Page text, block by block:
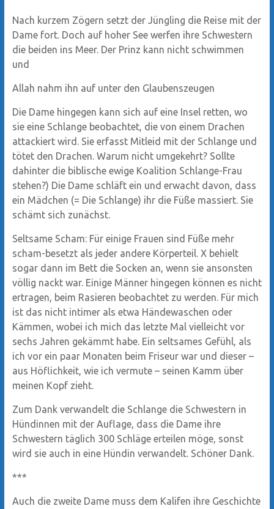
Nach kurzem Zögern setzt der Jüngling die Reise mit der
Dame fort. Doch auf hoher See werfen ihre Schwestern
die beiden ins Meer. Der Prinz kann nicht schwimmen
und
Allah nahm ihn auf unter den Glaubenszeugen
Die Dame hingegen kann sich auf eine Insel retten, wo
sie eine Schlange beobachtet, die von einem Drachen
attackiert wird. Sie erfasst Mitleid mit der Schlange und
tötet den Drachen. Warum nicht umgekehrt? Sollte
dahinter die biblische ewige Koalition Schlange-Frau
stehen?) Die Dame schläft ein und erwacht davon, dass
ein Mädchen (= Die Schlange) ihr die Füße massiert. Sie
schämt sich zunächst.
Seltsame Scham: Für einige Frauen sind Füße mehr
scham-besetzt als jeder andere Körperteil. X behielt
sogar dann im Bett die Socken an, wenn sie ansonsten
völlig nackt war. Einige Männer hingegen können es nicht
ertragen, beim Rasieren beobachtet zu werden. Für mich
ist das nicht intimer als etwa Händewaschen oder
Kämmen, wobei ich mich das letzte Mal vielleicht vor
sechs Jahren gekämmt habe. Ein seltsames Gefühl, als
ich vor ein paar Monaten beim Friseur war und dieser –
aus Höflichkeit, wie ich vermute – seinen Kamm über
meinen Kopf zieht.
Zum Dank verwandelt die Schlange die Schwestern in
Hündinnen mit der Auflage, dass die Dame ihre
Schwestern täglich 300 Schläge erteilen möge, sonst
wird sie auch in eine Hündin verwandelt. Schöner Dank.
***
Auch die zweite Dame muss dem Kalifen ihre Geschichte